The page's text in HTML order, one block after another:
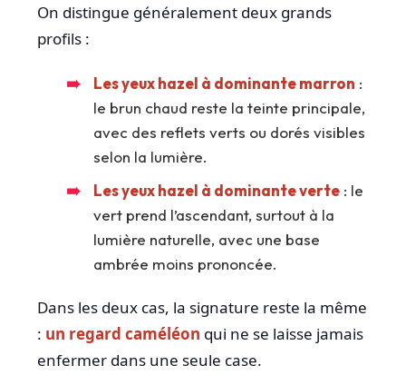
On distingue généralement deux grands
profils :
Les yeux hazel à dominante marron :
le brun chaud reste la teinte principale,
avec des reflets verts ou dorés visibles
selon la lumière.
Les yeux hazel à dominante verte : le
vert prend l’ascendant, surtout à la
lumière naturelle, avec une base
ambrée moins prononcée.
Dans les deux cas, la signature reste la même
: un regard caméléon qui ne se laisse jamais
enfermer dans une seule case.